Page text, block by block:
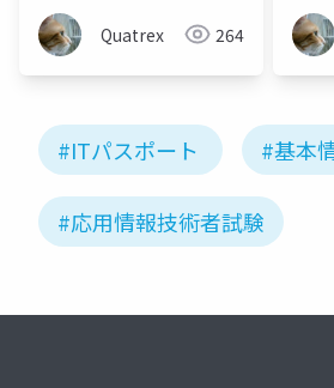
Quatrex 264
#ITパスポート #基本
#応用情報技術者試験